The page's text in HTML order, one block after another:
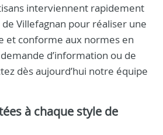
interviennent rapidement
Villefagnan pour réaliser une
et conforme aux normes en
d’information ou de
dès aujourd’hui notre équipe
à chaque style de